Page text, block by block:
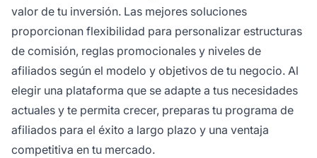
valor de tu inversión. Las mejores soluciones
proporcionan flexibilidad para personalizar estructuras
de comisión, reglas promocionales y niveles de
afiliados según el modelo y objetivos de tu negocio. Al
elegir una plataforma que se adapte a tus necesidades
actuales y te permita crecer, preparas tu programa de
afiliados para el éxito a largo plazo y una ventaja
competitiva en tu mercado.